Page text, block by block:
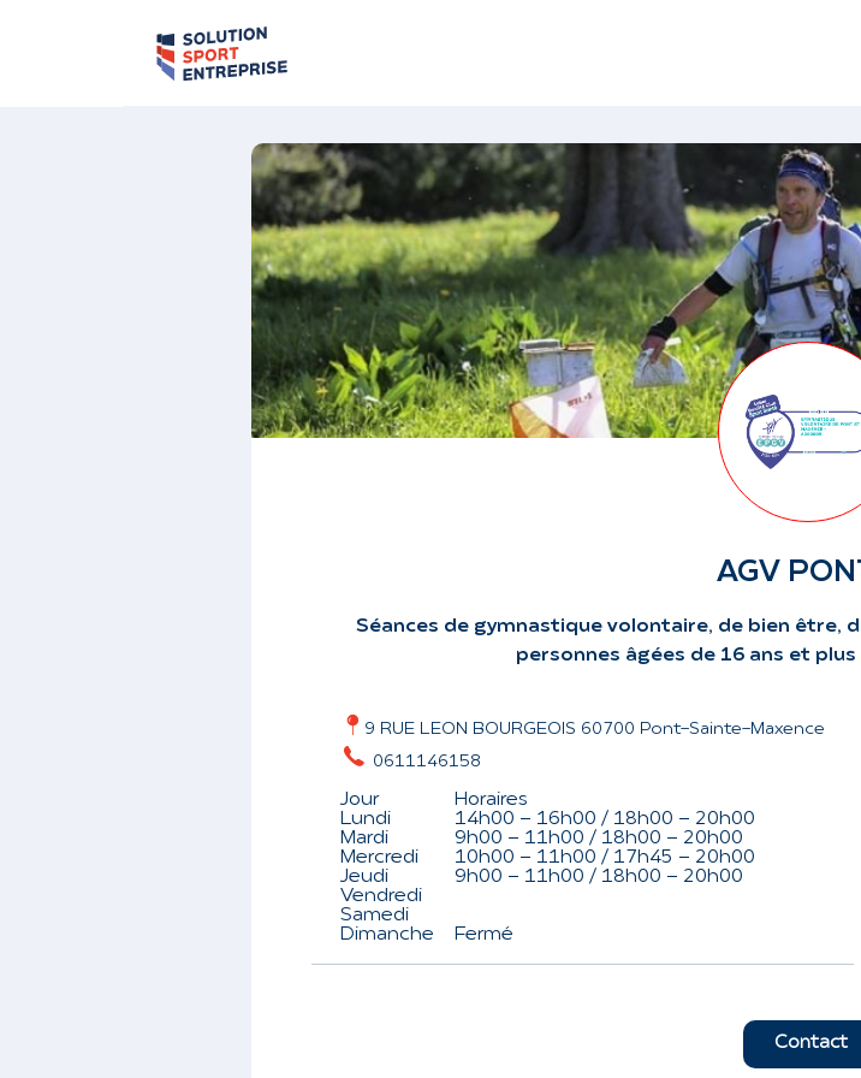
AGV
Séances de gymnastique volontaire, de bien être,
personnes âgées de 16 ans et
9 RUE LEON BOURGEOIS 60700 Pont-Sainte-Maxence
0611146158
Jour
Horaires
Lundi
14h00 - 16h00 / 18h00 - 20h00
Mardi
9h00 - 11h00 / 18h00 - 20h00
Mercredi
10h00 - 11h00 / 17h45 - 20h00
Jeudi
9h00 - 11h00 / 18h00 - 20h00
Vendredi
Samedi
Dimanche
Fermé
Contact